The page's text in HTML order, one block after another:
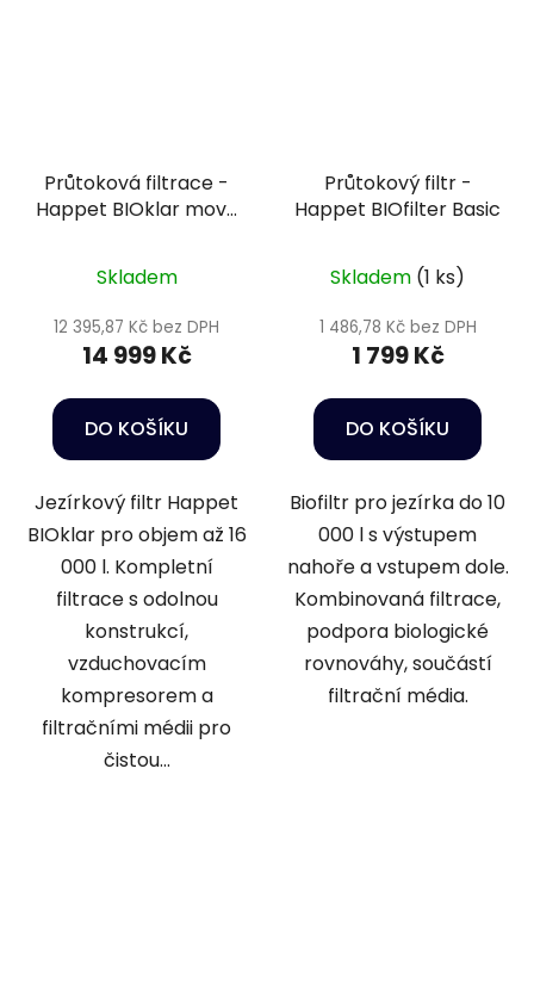
Průtoková filtrace -
Happet BIOklar move
Skladem
12 395,87 Kč bez DPH
14 999 Kč
DO KOŠÍKU
Jezírkový filtr Happet
BIOklar pro objem až 16
000 l. Kompletní
filtrace s odolnou
konstrukcí,
vzduchovacím
kompresorem a
filtračními médii pro
čistou...
Průtokový filtr -
Happet BIOfilter Basic
Skladem (1 ks)
1 486,78 Kč bez DPH
1 799 Kč
DO KOŠÍKU
Biofiltr pro jezírka do 10
000 l s výstupem
nahoře a vstupem dole.
Kombinovaná filtrace,
podpora biologické
rovnováhy, součástí
filtrační média.